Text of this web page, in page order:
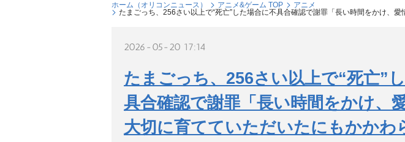
ホーム（オリコンニュース） アニメ&ゲーム TOP
アニメ
たまごっち、256さい以上で“死亡”した場合に不具合確認で謝罪「長い時間をかけ、
2026-05-20 17:14
たまごっち、256さい以上で“死亡”
具合確認で謝罪「長い時間をかけ、
大切に育てていただいたにもかか